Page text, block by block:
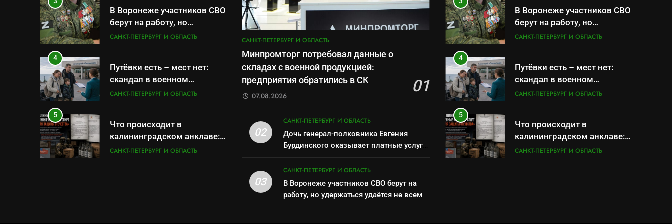
В Воронеже участников СВО
берут на работу, но
удержаться удаётся не всем
САНКТ-ПЕТЕРБУРГ И ОБЛАСТЬ
4
Путёвки есть – мест нет:
скандал в военном
санатории Владивостока
САНКТ-ПЕТЕРБУРГ И ОБЛАСТЬ
5
Что происходит в
калининградском анклаве:
военные изымают спирт
САНКТ-ПЕТЕРБУРГ И ОБЛАСТЬ
САНКТ-ПЕТЕРБУРГ И ОБЛАСТЬ
Минпромторг потребовал данные о
складах с военной продукцией:
предприятия обратились в СК
01
07.08.2026
02
САНКТ-ПЕТЕРБУРГ И ОБЛАСТЬ
Дочь генерал-полковника Евгения
Бурдинского оказывает платные услуги
бронирования
03
САНКТ-ПЕТЕРБУРГ И ОБЛАСТЬ
В Воронеже участников СВО берут на
работу, но удержаться удаётся не всем
В Воронеже участников СВО
берут на работу, но
удержаться удаётся не всем
САНКТ-ПЕТЕРБУРГ И ОБЛАСТЬ
4
Путёвки есть – мест нет:
скандал в военном
санатории Владивостока
САНКТ-ПЕТЕРБУРГ И ОБЛАСТЬ
5
Что происходит в
калининградском анклаве:
военные изымают спирт
САНКТ-ПЕТЕРБУРГ И ОБЛАСТЬ